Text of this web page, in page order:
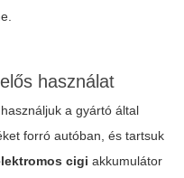
használat
a gyártó által
forró autóban, és tartsuk
cigi akkumulátor